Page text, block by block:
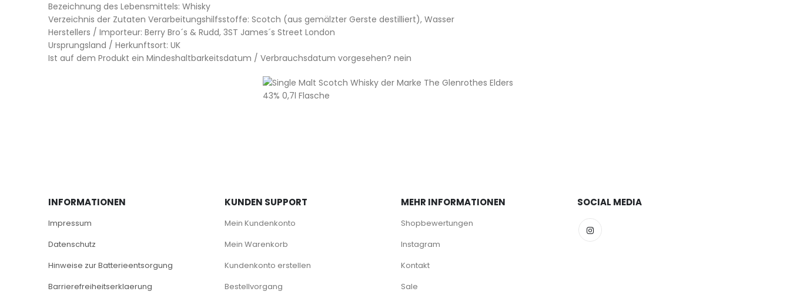
Bezeichnung des Lebensmittels: Whisky
Verzeichnis der Zutaten Verarbeitungshilfsstoffe: Scotch (aus gemälzter Gerste destilliert), Wasser
Herstellers / Importeur: Berry Bro´s & Rudd, 3ST James´s Street London
Ursprungsland / Herkunftsort: UK
Ist auf dem Produkt ein Mindeshaltbarkeitsdatum / Verbrauchsdatum vorgesehen? nein
INFORMATIONEN
Impressum
Datenschutz
Hinweise zur Batterieentsorgung
Barrierefreiheitserklaerung
KUNDEN SUPPORT
Mein Kundenkonto
Mein Warenkorb
Kundenkonto erstellen
Bestellvorgang
MEHR INFORMATIONEN
Shopbewertungen
Instagram
Kontakt
Sale
SOCIAL MEDIA